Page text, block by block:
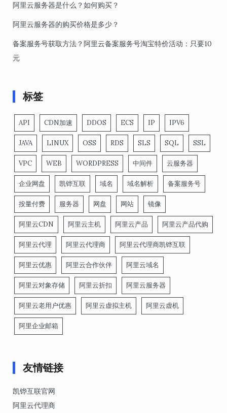
阿里云服务器是什么？如何购买？
阿里云服务器的购买价格是多少？
备案服务号获取方法？阿里云备案服务号淘宝特价活动：只要10
元
标签
API CDN加速 DDOS ECS IP IPV6
JAVA LINUX OSS RDS SLS SQL SSL
VPC WEB WORDPRESS 中间件 云服务器
企业网盘 凯铧互联 域名 域名解析 备案服务号
按量付费 服务器 网盘 网站 镜像
阿里云CDN 阿里云主机 阿里云产品 阿里云产品代购
阿里云代理 阿里云代理商 阿里云代理商凯铧互联
阿里云优惠 阿里云合作伙伴 阿里云域名
阿里云对象存储 阿里云折扣 阿里云服务器
阿里云老用户优惠 阿里云虚拟主机 阿里云虚机
阿里企业邮箱
友情链接
凯铧互联官网
阿里云代理商